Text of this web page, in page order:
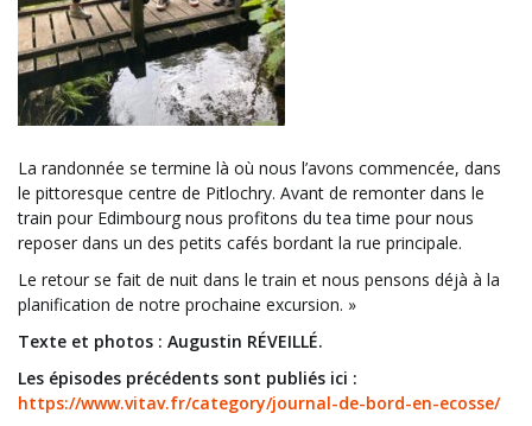
La randonnée se termine là où nous l’avons commencée, dans
le pittoresque centre de Pitlochry. Avant de remonter dans le
train pour Edimbourg nous profitons du tea time pour nous
reposer dans un des petits cafés bordant la rue principale.
Le retour se fait de nuit dans le train et nous pensons déjà à la
planification de notre prochaine excursion. »
Texte et photos : Augustin RÉVEILLÉ.
Les épisodes précédents sont publiés ici :
https://www.vitav.fr/category/journal-de-bord-en-ecosse/